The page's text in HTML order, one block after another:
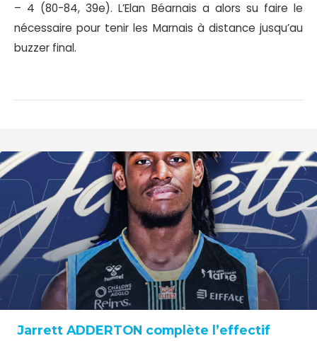
– 4 (80-84, 39e). L’Elan Béarnais a alors su faire le
nécessaire pour tenir les Marnais à distance jusqu’au
buzzer final.
Jarrett ADDERTON complète l’effectif